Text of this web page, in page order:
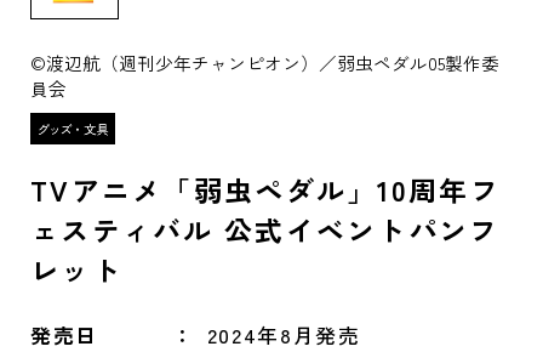
©渡辺航（週刊少年チャンピオン）／弱虫ペダル05製作委
員会
TVアニメ「弱虫ペダル」10周年フ
ェスティバル 公式イベントパンフ
レット
発売日 2024年8月発売